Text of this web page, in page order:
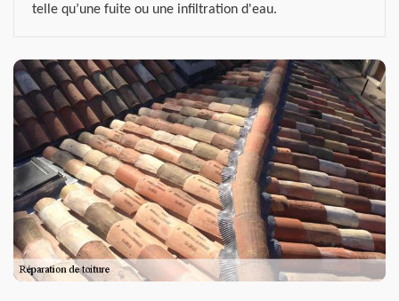
telle qu’une fuite ou une infiltration d'eau.